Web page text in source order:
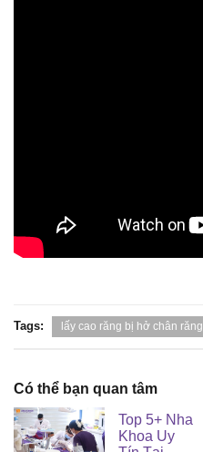
Tags: lấy cao răng bị hở chân răng
Có thể bạn quan tâm
Top 5+ Nha
Khoa Uy